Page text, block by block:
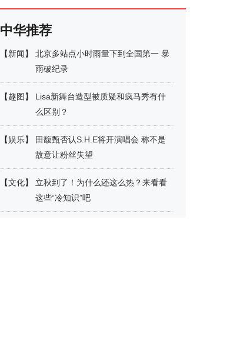
中华推荐
【新闻】
北京多站点小时雨量下到全国第一 暴
雨破纪录
【趣图 】
Lisa新舞台造型被质疑和疯马秀有什
么区别？
【娱乐】
田馥甄否认S.H.E将开演唱会 称不是
故意让粉丝失望
【文化】
立秋到了！为什么还这么热？来看看
这些“冷知识”吧